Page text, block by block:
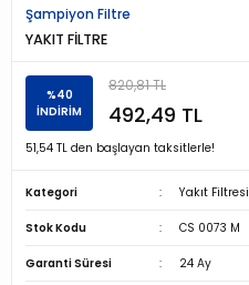
Şampiyon Filtre
YAKIT FİLTRE
%40
İNDİRİM
820,81 TL
492,49 TL
51,54 TL den başlayan taksitlerle!
Kategori Yakıt Filtresi
Stok Kodu CS 0073 M
Garanti Süresi 24 Ay